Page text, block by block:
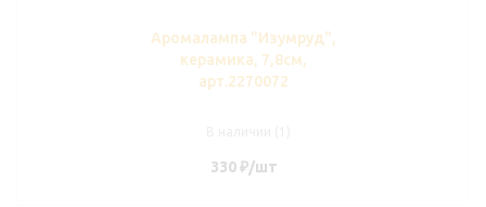
Аромалампа "Изумруд",
керамика, 7,8см,
арт.2270072
330₽/шт